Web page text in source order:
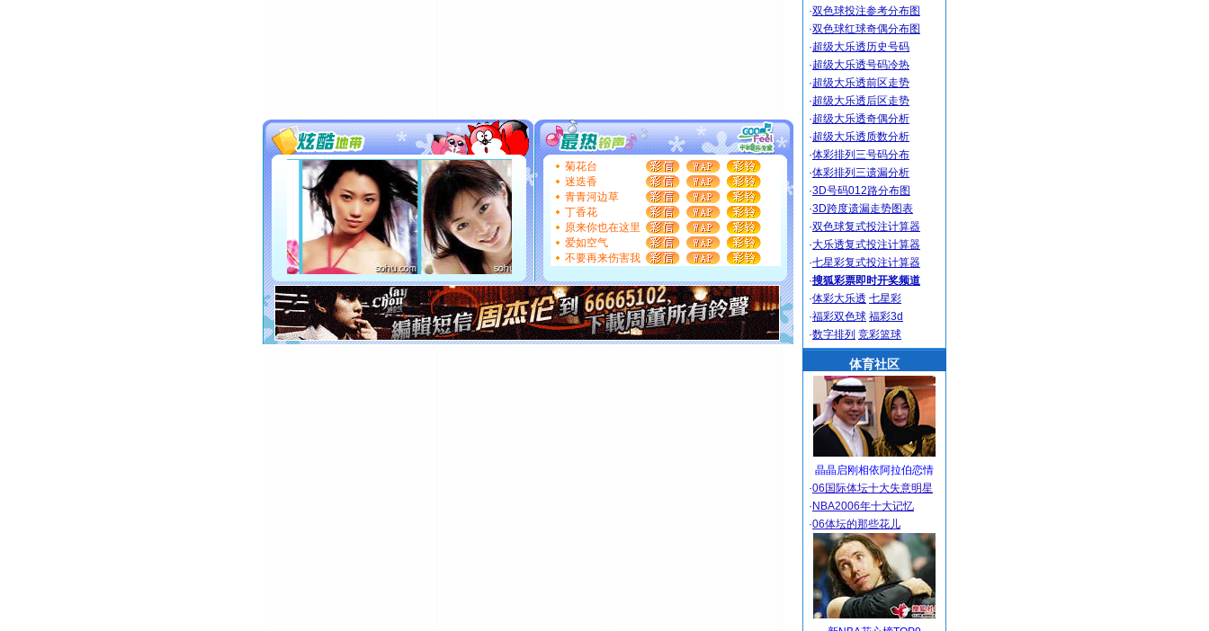
要平安！千万要知足！千万不要忘记我！
[圣诞节]不只这样的日子才会想起你,而是这样的日子才
能正大光明地骚扰你,告诉你,圣诞要快乐!新年要快乐!天天
都要快乐噢!
[圣诞节]
奉上一颗祝福的心,在这个特别的日子里,愿幸福,
如意,快乐,鲜花,一切美好的祝愿与你同在.圣诞快乐!
[元旦]
看到你我会触电；看不到你我要充电；没有你我会
断电。爱你是我职业，想你是我事业，抱你是我特长，吻
你是我专业！水晶之恋祝你新年快乐
[元旦]如果上天让我许三个愿望，一是今生今世和你在一
起；二是再生再世和你在一起；三是三生三世和你不再分
离。水晶之恋祝你新年快乐
[元旦]当我狠下心扭头离去那一刻，你在我身后无助地哭
菊花台
迷迭香
青青河边草
丁香花
原来你也在这里
爱如空气
不要再来伤害我
·双色球投注参考分布图
·双色球红球奇偶分布图
·超级大乐透历史号码
·超级大乐透号码冷热
·超级大乐透前区走势
·超级大乐透后区走势
·超级大乐透奇偶分析
·超级大乐透质数分析
·体彩排列三号码分布
·体彩排列三遗漏分析
·3D号码012路分布图
·3D跨度遗漏走势图表
·双色球复式投注计算器
·大乐透复式投注计算器
·七星彩复式投注计算器
·搜狐彩票即时开奖频道
·体彩大乐透 七星彩
·福彩双色球 福彩3d
·数字排列 竞彩篮球
体育社区
晶晶启刚相依阿拉伯恋情
·06国际体坛十大失意明星
· NBA2006年十大记忆
·06体坛的那些花儿